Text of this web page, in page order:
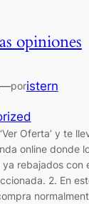
opiniones
poristern
Oferta’ y te
online donde
rebajados con
2. En